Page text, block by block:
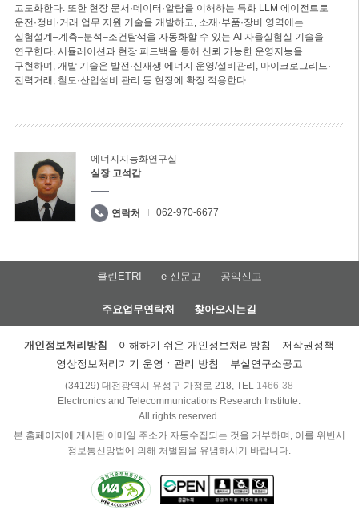
고도화한다. 또한 현장 문서·데이터·알람을 이해하는 특화 LLM 에이전트로
운전·정비·거래 업무 지원 기술을 개발하고, 소재·부품·장비 영역에는
실험설계–계측–분석–조건탐색을 자동화할 수 있는 AI 자율실험실 기술을
연구한다. 시뮬레이션과 현장 피드백을 통해 신뢰 가능한 운영지능을
구현하며, 개발 기술은 발전·신재생 에너지 운영/설비관리, 마이크로그리드·
전력거래, 철도·산업설비 관리 등 현장에 확장 적용한다.
에너지지능화연구실
실장 고석갑
연락처 062-970-6677
클린ETRI e-신문고 공익신고
주요업무연락처 찾아오시는길
개인정보처리방침 이해하기 쉬운 개인정보처리방침
저작권정책
영상정보처리기기 운영ㆍ관리 방침
부설연구소공고
(34129) 대전광역시 유성구 가정로 218, TEL 1466-38
Electronics and Telecommunications Research Institute.
All rights reserved.
본 홈페이지에 게시된 이메일 주소가 자동수집되는 것을 거부하며, 이를 위반시
정보통신망법에 의해 처벌됨을 유념하시기 바랍니다.